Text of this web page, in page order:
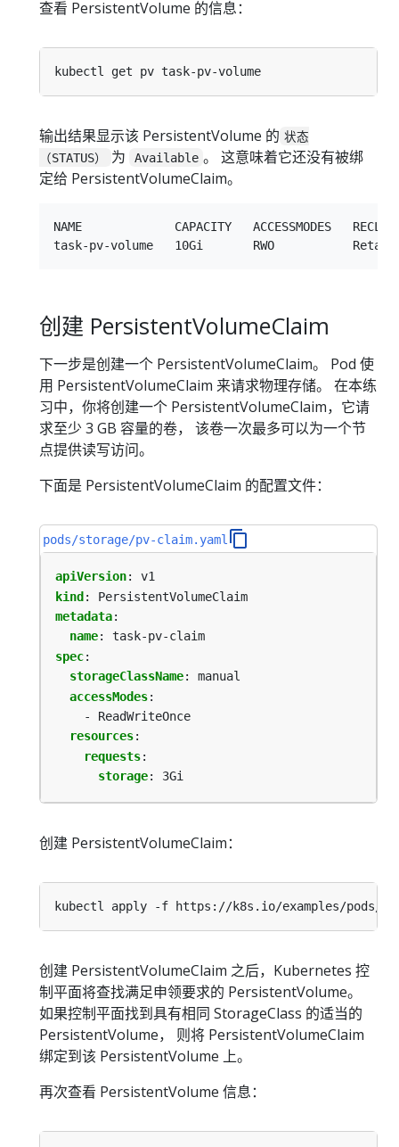
查看 PersistentVolume 的信息：
输出结果显示该 PersistentVolume 的 状态
（STATUS）
为 Available 。 这意味着它还没有被绑
定给 PersistentVolumeClaim。
NAME             CAPACITY   ACCESSMODES
创建 PersistentVolumeClaim
下一步是创建一个 PersistentVolumeClaim。 Pod 使
用 PersistentVolumeClaim 来请求物理存储。 在本练
习中，你将创建一个 PersistentVolumeClaim，它请
求至少 3 GB 容量的卷， 该卷一次最多可以为一个节
点提供读写访问。
下面是 PersistentVolumeClaim 的配置文件：
pods/storage/pv-claim.yaml
apiVersion:
v1
kind :
PersistentVolumeClaim
metadata:
name:
task-pv-claim
spec:
storageClassName:
manual
accessModes:
- ReadWriteOnce
resources:
requests:
storage: 3Gi
创建 PersistentVolumeClaim：
创建 PersistentVolumeClaim 之后，Kubernetes 控
制平面将查找满足申领要求的 PersistentVolume。
如果控制平面找到具有相同 StorageClass 的适当的
PersistentVolume， 则将 PersistentVolumeClaim
绑定到该 PersistentVolume 上。
再次查看 PersistentVolume 信息：